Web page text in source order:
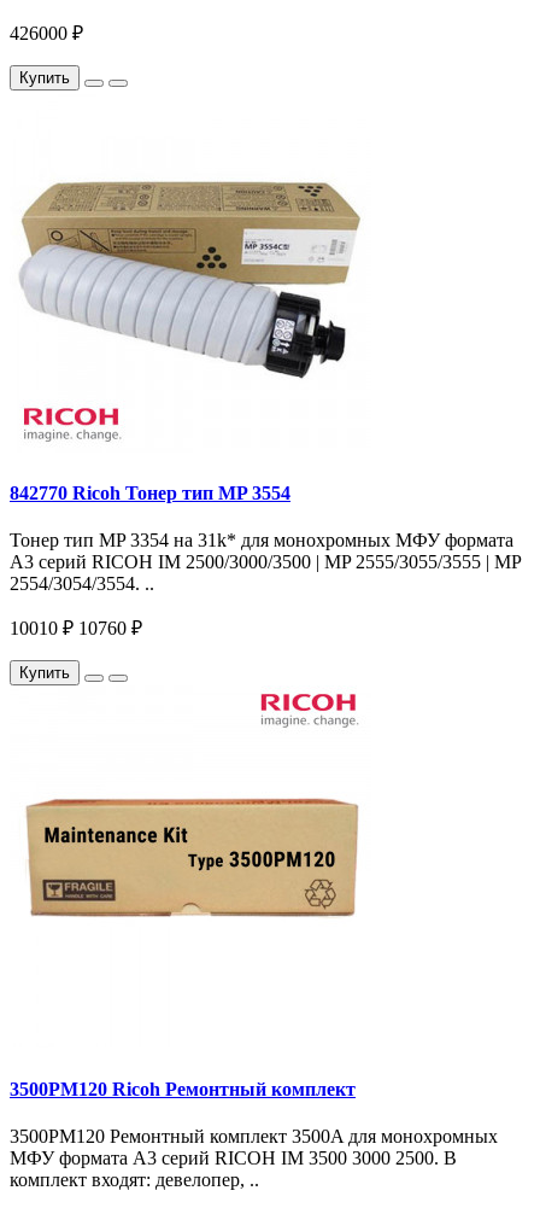
426000 ₽
Купить
842770 Ricoh Тонер тип MP 3554
Тонер тип MP 3354 на 31k* для монохромных МФУ формата
A3 серий RICOH IM 2500/3000/3500 | MP 2555/3055/3555 | MP
2554/3054/3554. ..
10010 ₽ 10760 ₽
Купить
3500PM120 Ricoh Ремонтный комплект
3500PM120 Ремонтный комплект 3500A для монохромных
МФУ формата A3 серий RICOH IM 3500 3000 2500. В
комплект входят: девелопер, ..